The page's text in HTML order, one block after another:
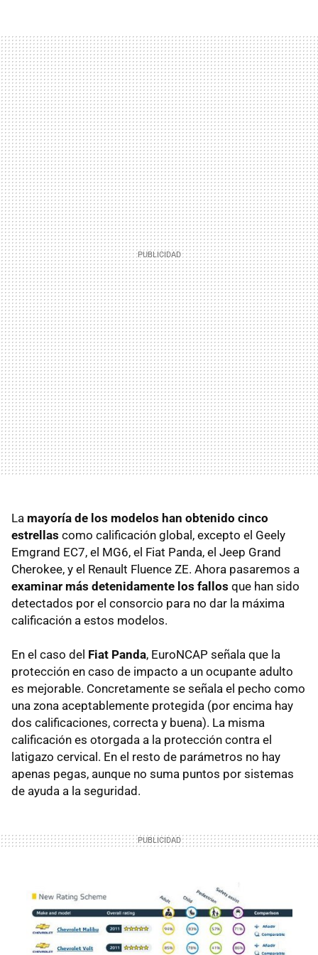
La mayoría de los modelos han obtenido cinco
estrellas como calificación global, excepto el Geely
Emgrand EC7, el MG6, el Fiat Panda, el Jeep Grand
Cherokee, y el Renault Fluence ZE. Ahora pasaremos a
examinar más detenidamente los fallos que han sido
detectados por el consorcio para no dar la máxima
calificación a estos modelos.
En el caso del Fiat Panda, EuroNCAP señala que la
protección en caso de impacto a un ocupante adulto
es mejorable. Concretamente se señala el pecho como
una zona aceptablemente protegida (por encima hay
dos calificaciones, correcta y buena). La misma
calificación es otorgada a la protección contra el
latigazo cervical. En el resto de parámetros no hay
apenas pegas, aunque no suma puntos por sistemas
de ayuda a la seguridad.